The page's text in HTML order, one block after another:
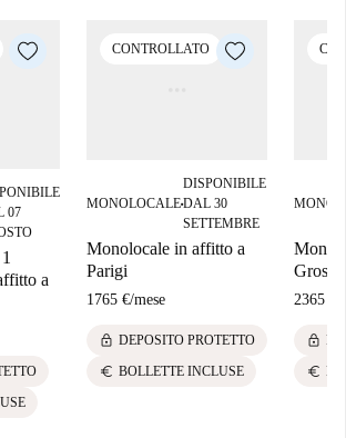
07
a
CONTROLLATO
MONOLOCALE■
DISPONIBILE
DAL 30
SETTEMBRE
Monolocale in affitto a
Parigi
1765 €/mese
lock DEPOSITO PROTETTO
euro BOLLETTE INCLUSE
Gros
2365 €
lock
euro